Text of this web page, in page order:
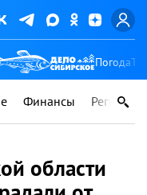
Погода
Финансы Регионы
области